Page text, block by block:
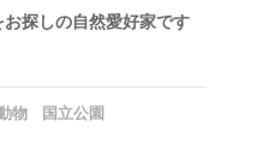
探しの自然愛好家です
物 国立公園